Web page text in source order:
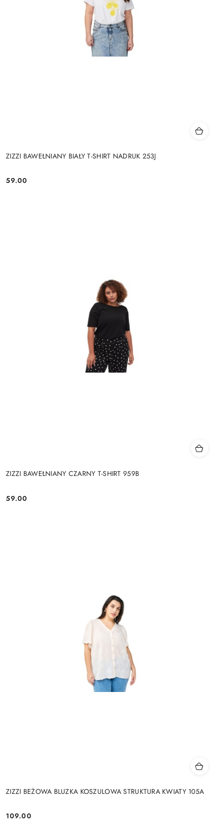
ZIZZI BAWEŁNIANY BIAŁY T-SHIRT NADRUK 253J
Cena:
59.00
ZIZZI BAWEŁNIANY CZARNY T-SHIRT 959B
Cena:
59.00
ZIZZI BEŻOWA BLUZKA KOSZULOWA STRUKTURA KWIATY 105A
Cena:
109.00